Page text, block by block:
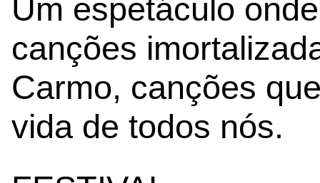
Um espetáculo
canções
Carmo, canções
vida de todos nós.